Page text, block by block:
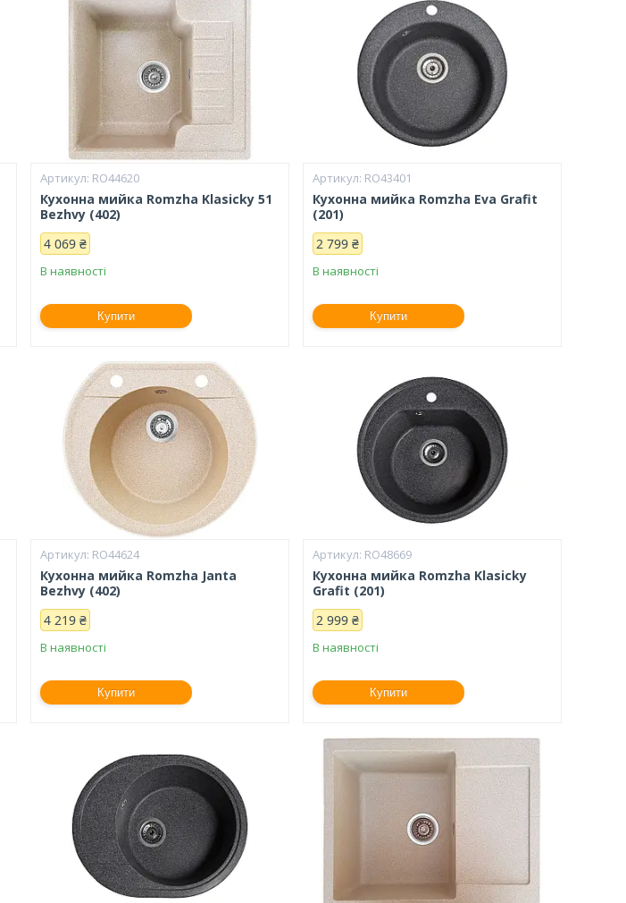
RO44620
Кухонна мийка Romzha Klasicky 51
Bezhvy (402)
4 069 ₴
В наявності
Купити
RO43401
Кухонна мийка Romzha Eva Grafit
(201)
2 799 ₴
В наявності
Купити
RO44624
Кухонна мийка Romzha Janta
Bezhvy (402)
4 219 ₴
В наявності
Купити
RO48669
Кухонна мийка Romzha Klasicky
Grafit (201)
2 999 ₴
В наявності
Купити